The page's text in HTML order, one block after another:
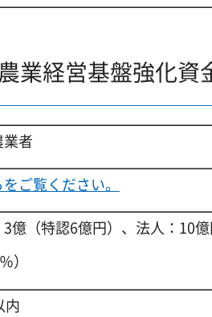
業経営基盤強化資
者
ご覧ください。
億（特認6億円）、法人：10億
）
内